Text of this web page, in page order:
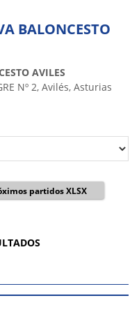
BALONCESTO
AVILES
Nº 2, Avilés, Asturias
partidos XLSX